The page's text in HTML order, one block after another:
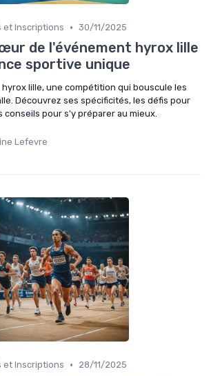
et Inscriptions • 30/11/2025
de l'événement hyrox lille
sportive unique
lille, une compétition qui bouscule les
Découvrez ses spécificités, les défis pour
conseils pour s'y préparer au mieux.
Lefevre
et Inscriptions • 28/11/2025